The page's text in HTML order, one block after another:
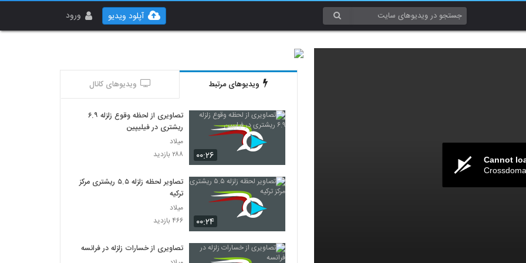
ورود آپلود ویدیو
Cannot
ویدیوهای مرتبط ویدیوهای کانال
۰۰:۲۶
تصاویری از لحظه وقوع زلزله ۶.۹
ریشتری در فیلیپین
میلاد
۲۸۸ بازدید
۰۰:۲۴
تصاویر لحظه زلزله ۵.۵ ریشتری مرکز
ترکیه
میلاد
۴۶۶ بازدید
تصاویری از خسارات زلزله در فرانسه